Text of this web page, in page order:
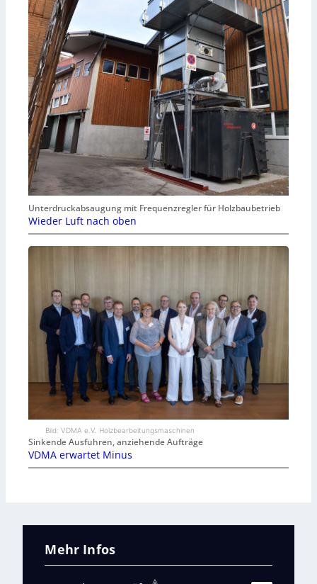
Unterdruckabsaugung mit Frequenzregler für Holzbaubetrieb
Wieder Luft nach oben
Bild: VDMA e.V. Holzbearbeitungsmaschinen
Sinkende Ausfuhren, anziehende Aufträge
VDMA erwartet Minus
Mehr Infos